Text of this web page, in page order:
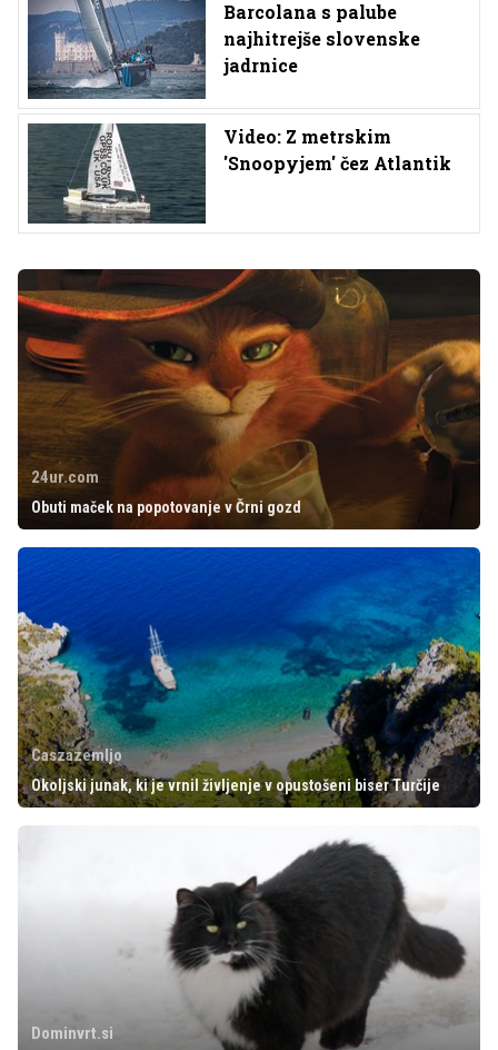
Barcolana s palube
najhitrejše slovenske
jadrnice
Video: Z metrskim
'Snoopyjem' čez Atlantik
24ur.com
Obuti maček na popotovanje v Črni gozd
Caszazemljo
Okoljski junak, ki je vrnil življenje v opustošeni biser Turčije
Dominvrt.si